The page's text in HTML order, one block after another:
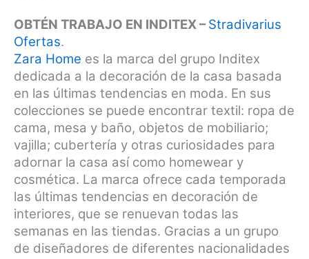
OBTÉN TRABAJO EN INDITEX –Stradivarius
Ofertas.
Zara Home es la marca del grupo Inditex
dedicada a la decoración de la casa basada
en las últimas tendencias en moda. En sus
colecciones se puede encontrar textil: ropa de
cama, mesa y baño, objetos de mobiliario;
vajilla; cubertería y otras curiosidades para
adornar la casa así como homewear y
cosmética. La marca ofrece cada temporada
las últimas tendencias en decoración de
interiores, que se renuevan todas las
semanas en las tiendas. Gracias a un grupo
de diseñadores de diferentes nacionalidades